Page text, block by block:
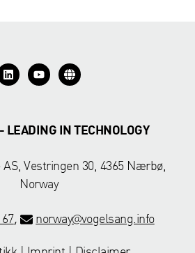
LEADING IN TECHNOLOGY
AS Vestringen 30 4365 Nærbø,
Norway
, norway@vogelsang.info